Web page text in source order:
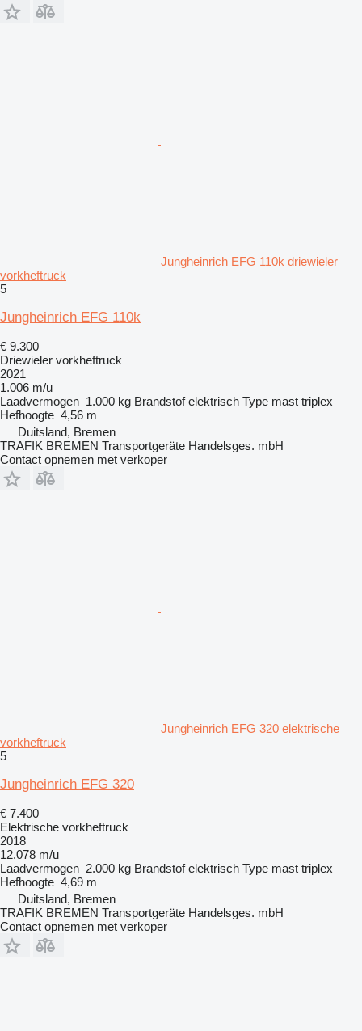
Jungheinrich EFG 110k driewieler
vorkheftruck
5
Jungheinrich EFG 110k
€ 9.300
Driewieler vorkheftruck
2021
1.006 m/u
Laadvermogen 1.000 kg Brandstof elektrisch Type mast triplex
Hefhoogte 4,56 m
Duitsland, Bremen
TRAFIK BREMEN Transportgeräte Handelsges. mbH
Contact opnemen met verkoper
Jungheinrich EFG 320 elektrische
vorkheftruck
5
Jungheinrich EFG 320
€ 7.400
Elektrische vorkheftruck
2018
12.078 m/u
Laadvermogen 2.000 kg Brandstof elektrisch Type mast triplex
Hefhoogte 4,69 m
Duitsland, Bremen
TRAFIK BREMEN Transportgeräte Handelsges. mbH
Contact opnemen met verkoper